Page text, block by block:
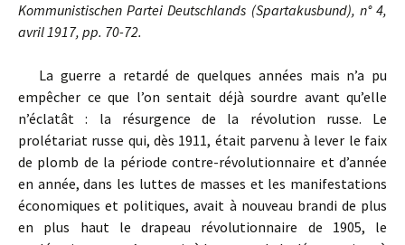
Kommunistischen Partei Deutschlands (Spartakusbund), n° 4,
avril 1917, pp. 70-72.
La guerre a retardé de quelques années mais n’a pu
empêcher ce que l’on sentait déjà sourdre avant qu’elle
n’éclatât : la résurgence de la révolution russe. Le
prolétariat russe qui, dès 1911, était parvenu à lever le faix
de plomb de la période contre-révolutionnaire et d’année
en année, dans les luttes de masses et les manifestations
économiques et politiques, avait à nouveau brandi de plus
en plus haut le drapeau révolutionnaire de 1905, le